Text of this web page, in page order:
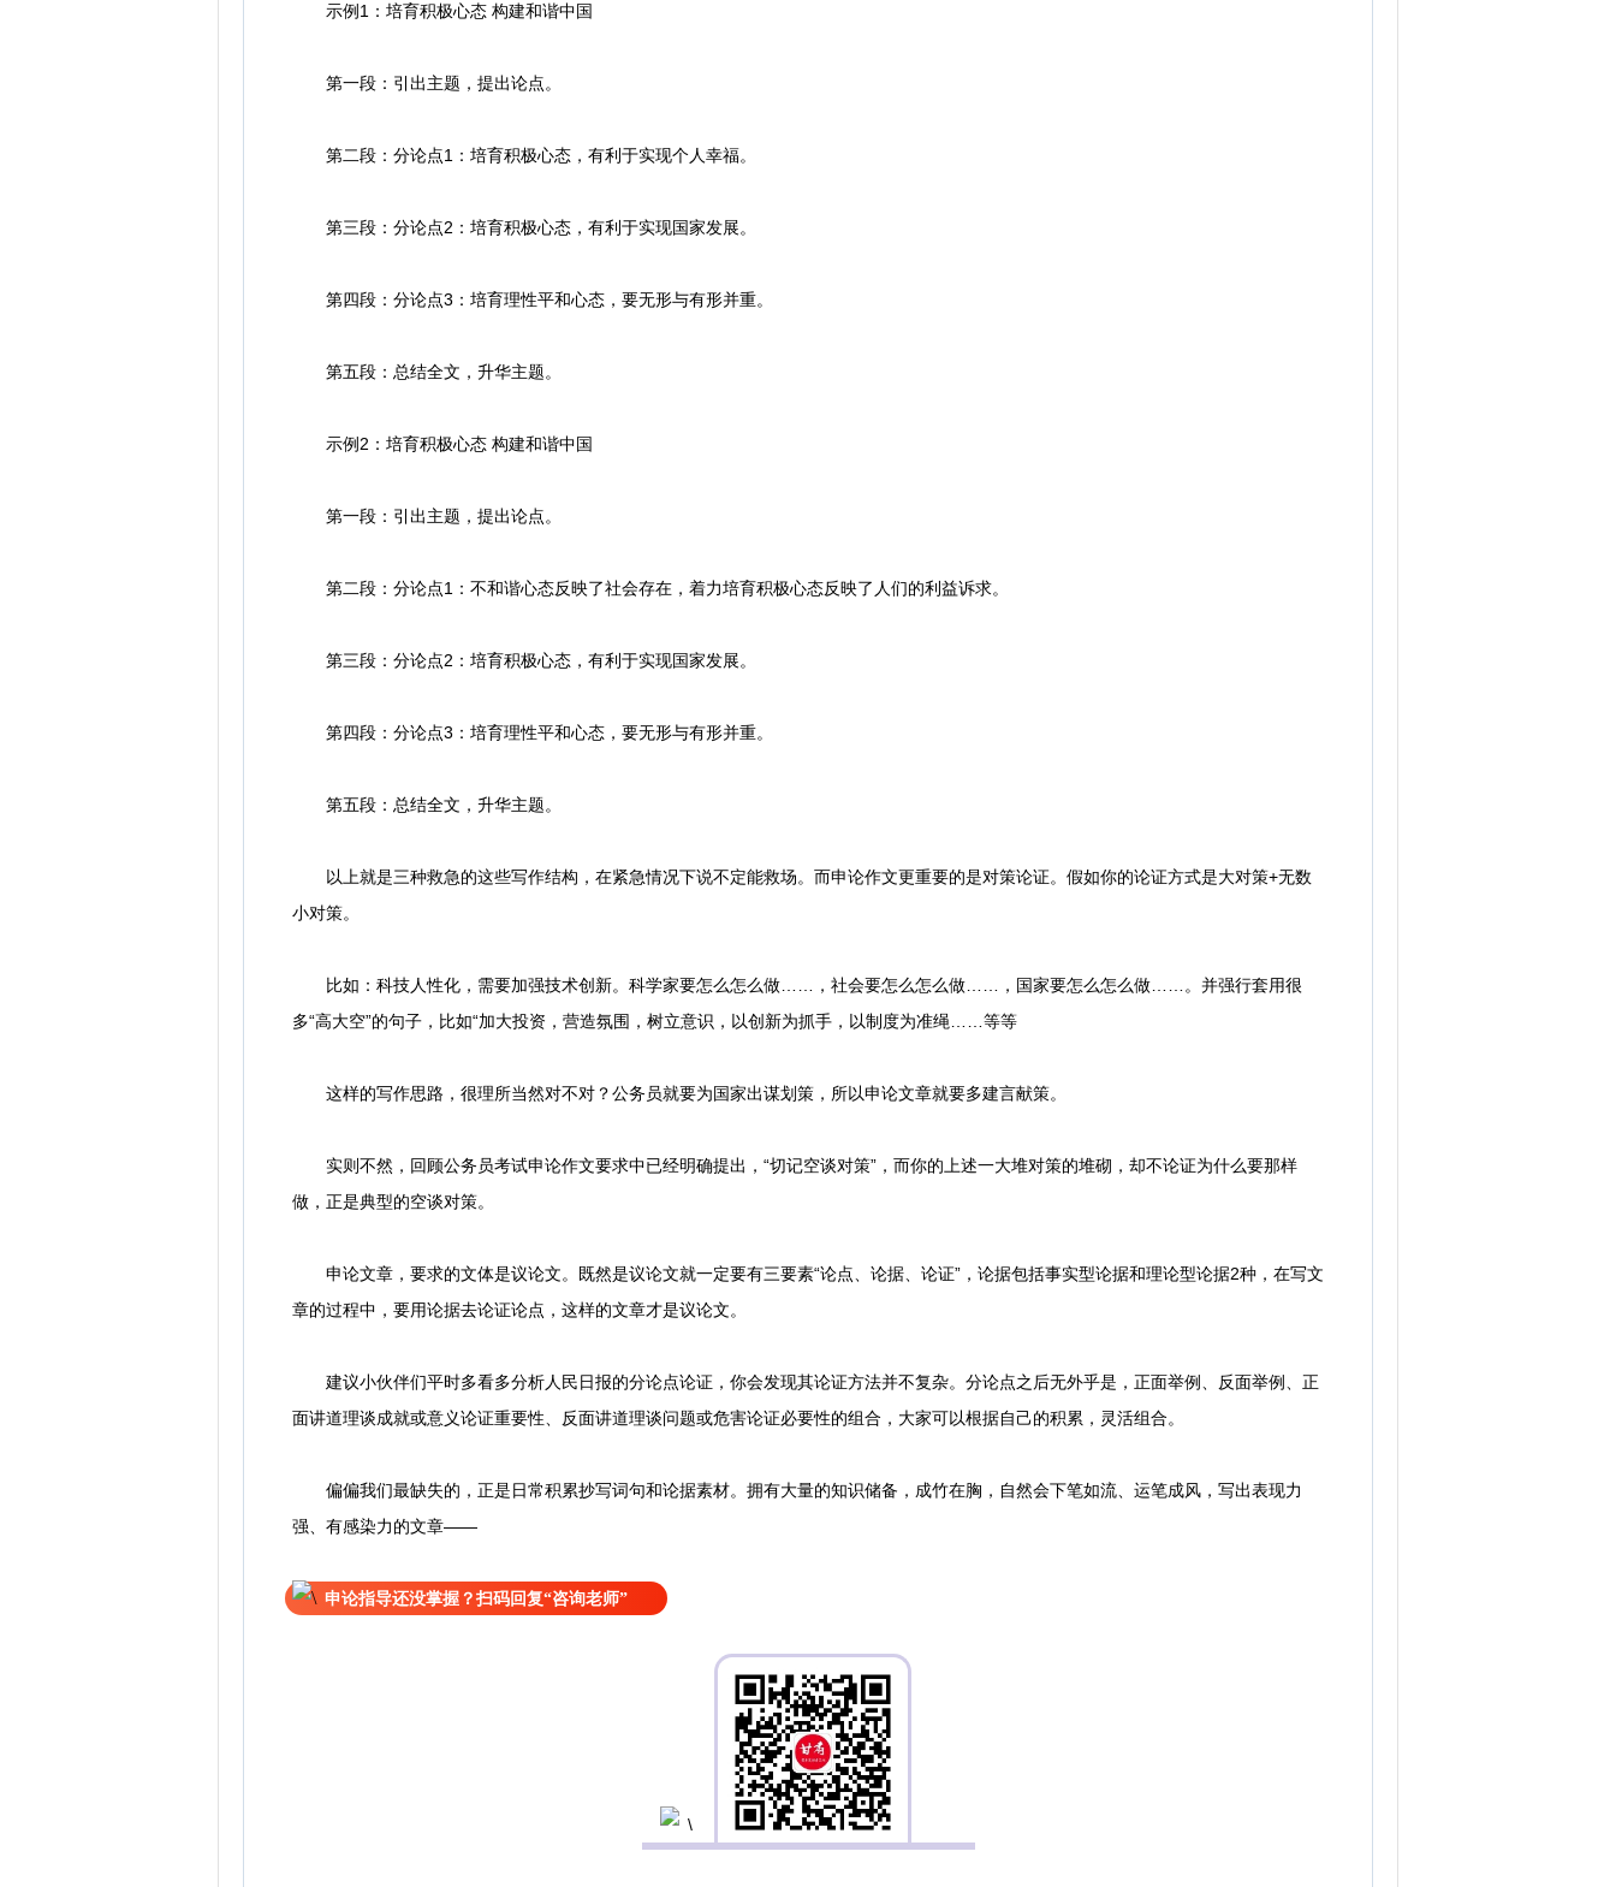
示例1：培育积极心态 构建和谐中国
第一段：引出主题，提出论点。
第二段：分论点1：培育积极心态，有利于实现个人幸福。
第三段：分论点2：培育积极心态，有利于实现国家发展。
第四段：分论点3：培育理性平和心态，要无形与有形并重。
第五段：总结全文，升华主题。
示例2：培育积极心态 构建和谐中国
第一段：引出主题，提出论点。
第二段：分论点1：不和谐心态反映了社会存在，着力培育积极心态反映了人们的利益诉求。
第三段：分论点2：培育积极心态，有利于实现国家发展。
第四段：分论点3：培育理性平和心态，要无形与有形并重。
第五段：总结全文，升华主题。
以上就是三种救急的这些写作结构，在紧急情况下说不定能救场。而申论作文更重要的是对策论证。假如你的论证方式是大对策+无数
小对策。
比如：科技人性化，需要加强技术创新。科学家要怎么怎么做……，社会要怎么怎么做……，国家要怎么怎么做……。并强行套用很
多“高大空”的句子，比如“加大投资，营造氛围，树立意识，以创新为抓手，以制度为准绳……等等
这样的写作思路，很理所当然对不对？公务员就要为国家出谋划策，所以申论文章就要多建言献策。
实则不然，回顾公务员考试申论作文要求中已经明确提出，“切记空谈对策”，而你的上述一大堆对策的堆砌，却不论证为什么要那样
做，正是典型的空谈对策。
申论文章，要求的文体是议论文。既然是议论文就一定要有三要素“论点、论据、论证”，论据包括事实型论据和理论型论据2种，在写文
章的过程中，要用论据去论证论点，这样的文章才是议论文。
建议小伙伴们平时多看多分析人民日报的分论点论证，你会发现其论证方法并不复杂。分论点之后无外乎是，正面举例、反面举例、正
面讲道理谈成就或意义论证重要性、反面讲道理谈问题或危害论证必要性的组合，大家可以根据自己的积累，灵活组合。
偏偏我们最缺失的，正是日常积累抄写词句和论据素材。拥有大量的知识储备，成竹在胸，自然会下笔如流、运笔成风，写出表现力
强、有感染力的文章——
申论指导还没掌握？扫码回复“咨询老师”